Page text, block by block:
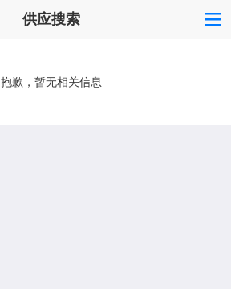
供应搜索
抱歉，暂无相关信息